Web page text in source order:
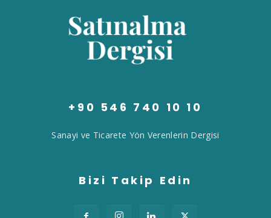
+90 546 740 10 10
Sanayi ve Ticarete Yön Verenlerin Dergisi
Bizi Takip Edin